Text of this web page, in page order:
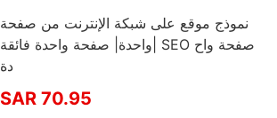
نموذج موقع على شبكة الإنترنت من صفحة
واحدة| صفحة واحدة فائقة| SEO صفحة واح
دة
SAR 70.95